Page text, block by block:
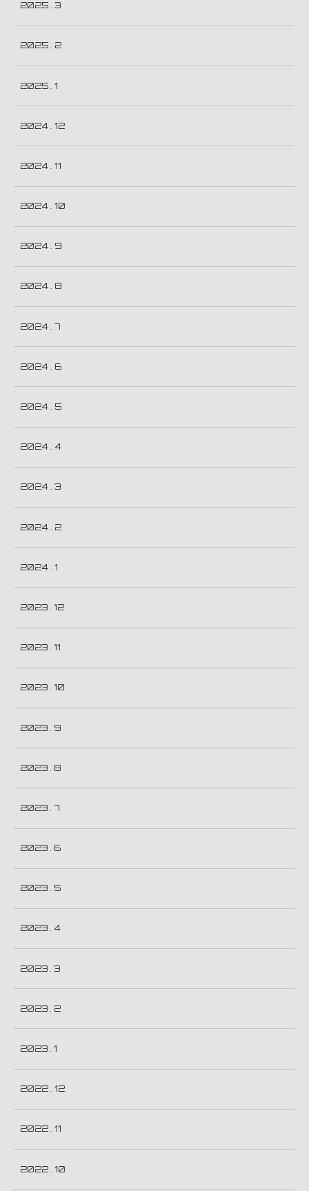
2025 . 3
2025 . 2
2025 . 1
2024 . 12
2024 . 11
2024 . 10
2024 . 9
2024 . 8
2024 . 7
2024 . 6
2024 . 5
2024 . 4
2024 . 3
2024 . 2
2024 . 1
2023 . 12
2023 . 11
2023 . 10
2023 . 9
2023 . 8
2023 . 7
2023 . 6
2023 . 5
2023 . 4
2023 . 3
2023 . 2
2023 . 1
2022 . 12
2022 . 11
2022 . 10